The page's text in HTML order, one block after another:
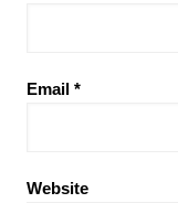
Email *
Website